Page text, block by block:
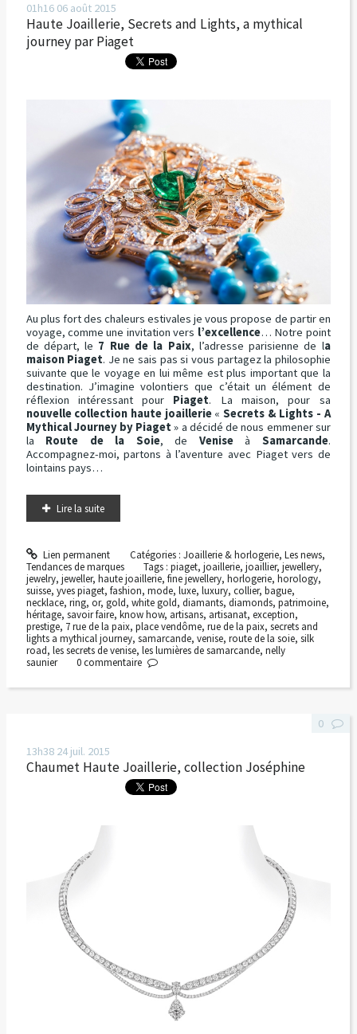
01h16 06 août 2015
Haute Joaillerie, Secrets and Lights, a mythical
journey par Piaget
Au plus fort des chaleurs estivales je vous propose de partir en
voyage, comme une invitation vers l’excellence… Notre point
de départ, le 7 Rue de la Paix, l’adresse parisienne de la
maison Piaget. Je ne sais pas si vous partagez la philosophie
suivante que le voyage en lui même est plus important que la
destination. J’imagine volontiers que c’était un élément de
réflexion intéressant pour Piaget. La maison, pour sa
nouvelle collection haute joaillerie« Secrets & Lights - A
Mythical Journey by Piaget» a décidé de nous emmener sur
la Route de la Soie, de Veniseà Samarcande.
Accompagnez-moi, partons à l’aventure avec Piaget vers de
lointains pays…
Lire la suite
Lien permanent Catégories : Joaillerie & horlogerie, Les news,
Tendances de marques
Tags :piaget,joaillerie,joaillier,jewellery,
jewelry, jeweller, haute joaillerie, fine jewellery, horlogerie, horology,
suisse, yves piaget, fashion, mode, luxe, luxury, collier, bague,
necklace, ring, or, gold, white gold, diamants, diamonds, patrimoine,
héritage, savoir faire, know how, artisans, artisanat, exception,
prestige, 7 rue de la paix, place vendôme, rue de la paix, secrets and
lights a mythical journey, samarcande, venise, route de la soie, silk
road, les secrets de venise, les lumières de samarcande, nelly
saunier
0commentaire
13h38 24 juil. 2015
Chaumet Haute Joaillerie, collection Joséphine
0